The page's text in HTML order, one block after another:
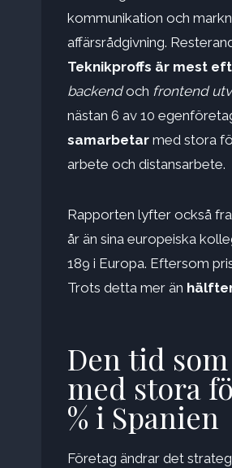
kommunikation och
affärsrådgivning.
Teknikproffs är mest
backendoch frontend
nästan 6 av 10
samarbetar med stora
arbete och distansarbete.
Rapporten lyfter också
år än sina europeiska
189 i Europa. Eftersom
Trots detta mer än
Den tid
med stora
% i Spanien
Företag ändrar det